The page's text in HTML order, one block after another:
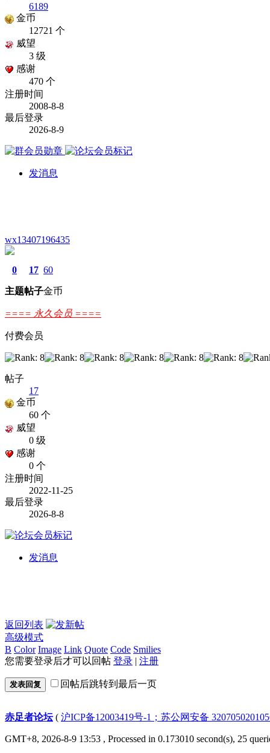
6189
金币
12721 个
威望
3 级
感谢
470 个
注册时间
2008-8-8
最后登录
2026-8-9
发消息
wx13407196435
0
主题
17
帖子
60
金币
==== 永久会员 ====
付费会员
帖子
17
金币
60 个
威望
0 级
感谢
0 个
注册时间
2022-11-25
最后登录
2026-8-8
发消息
返回列表
高级模式
B Color Image Link Quote Code Smilies
您需要登录后才可以回帖 登录 | 注册
发表回复 回帖后跳转到最后一页
赤足者论坛( 沪ICP备12003419号-1；苏公网安备
GMT+8, 2026-8-9 13:53 , Processed in 0.173010 second(s), 25